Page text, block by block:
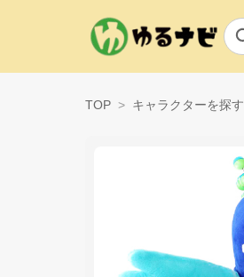
TOP キャラクターを探す